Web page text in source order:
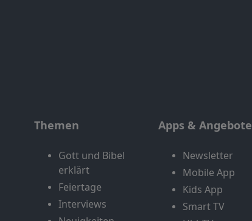
Themen
Gott und Bibel
erklärt
Feiertage
Interviews
Apps & Angebote
Newsletter
Mobile App
Kids App
Smart TV